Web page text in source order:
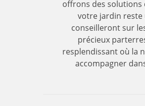
offrons des solutions
votre jardin reste
conseilleront sur
précieux
resplendissant où la
accompagner